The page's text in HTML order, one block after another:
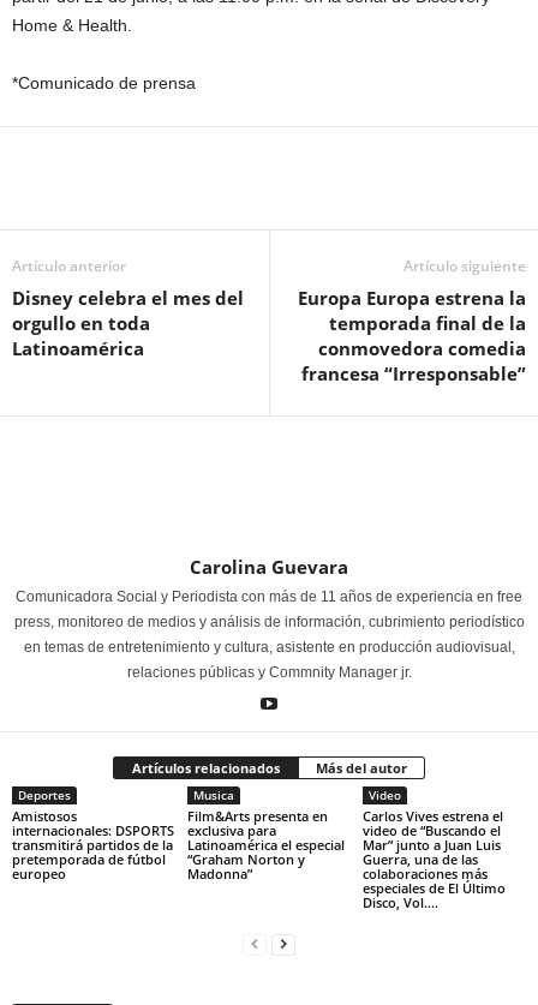
Home & Health.
*Comunicado de prensa
Artículo anterior
Disney celebra el mes del
orgullo en toda
Latinoamérica
Artículo siguiente
Europa Europa estrena la
temporada final de la
conmovedora comedia
francesa “Irresponsable”
Carolina Guevara
Comunicadora Social y Periodista con más de 11 años de experiencia en free
press, monitoreo de medios y análisis de información, cubrimiento periodístico
en temas de entretenimiento y cultura, asistente en producción audiovisual,
relaciones públicas y Commnity Manager jr.
Artículos relacionados Más del autor
Deportes
Amistosos
internacionales: DSPORTS
transmitirá partidos de la
pretemporada de fútbol
europeo
Musica
Film&Arts presenta en
exclusiva para
Latinoamérica el especial
“Graham Norton y
Madonna”
Video
Carlos Vives estrena el
video de “Buscando el
Mar” junto a Juan Luis
Guerra, una de las
colaboraciones más
especiales de El Último
Disco, Vol....